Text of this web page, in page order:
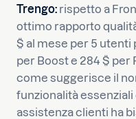
Trengo: rispetto a
ottimo rapporto
$ al mese per 5 utenti
per Boost e 284 $ per
come suggerisce il
funzionalità essenziali
assistenza clienti ha